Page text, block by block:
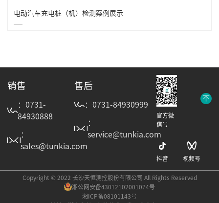
电动汽车充电桩（机）检测案例展示
销售
：0731-
84930888
：
sales@tunkia.com
售后
：0731-84930999
：
service@tunkia.com
官方微
信号
抖音 视频号
Copyright © 2022 长沙天恒测控股份有限公司 All Rights Reserved
湘公网安备43012102001074号
湘ICP备08101143号